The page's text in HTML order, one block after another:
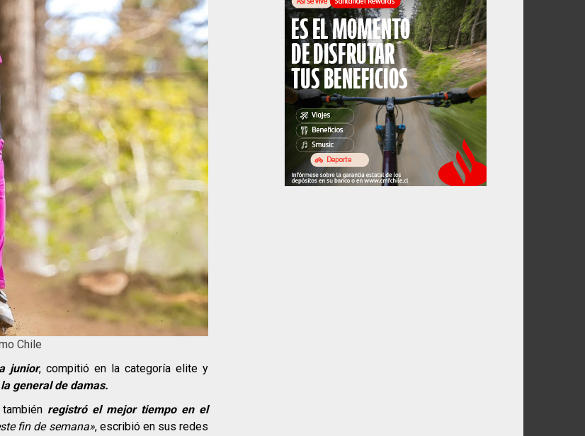
Chile
junior, compitió en la categoría elite y
general de damas.
registró el mejor tiempo en el
fin de semana», escribió en sus redes